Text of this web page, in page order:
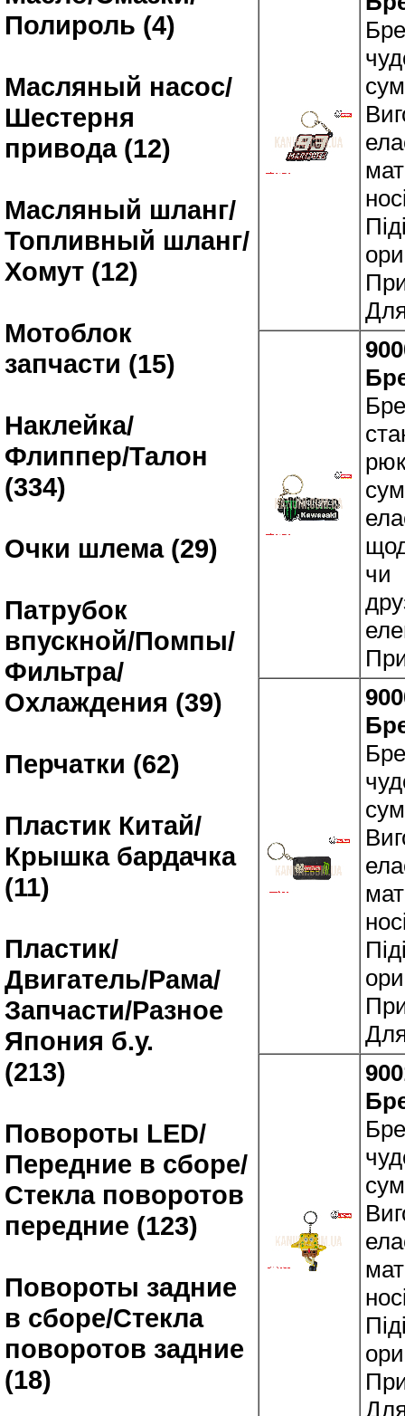
Полироль (4)
Масляный насос/
Шестерня
привода (12)
Масляный шланг/
Топливный шланг/
Хомут (12)
Мотоблок
запчасти (15)
Наклейка/
Флиппер/Талон
(334)
Очки шлема (29)
Патрубок
впускной/Помпы/
Фильтра/
Охлаждения (39)
Перчатки (62)
Пластик Китай/
Крышка бардачка
(11)
Пластик/
Двигатель/Рама/
Запчасти/Разное
Япония б.у.
(213)
Повороты LED/
Передние в сборе/
Стекла поворотов
передние (123)
Повороты задние
в сборе/Стекла
поворотов задние
(18)
чи